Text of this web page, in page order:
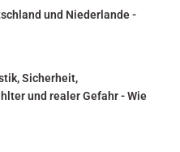
und Niederlande -
Sicherheit,
und realer Gefahr - Wie